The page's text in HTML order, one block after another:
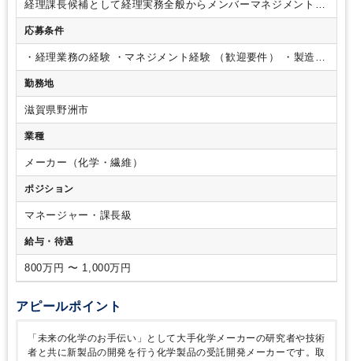
経理課長候補として経理実務全般からメンバーマネジメントま
でお任せします。具体的には、・月次決算業務の取りまとめ
・決算 業務（月次、年次）における会議資料作成、経営数値
分析、経営層へのレポーティング
・経理業務全般（入金、支
払、仕訳起票、固定資産管理等）の統括
・財務業務（資金繰
り、資金調達、銀行対応等）
作成は外部税理士が対応）・経営管理業務（予実管理、経営
計画策定等）
等）・経理課メンバーのマネジメント などまた、上記業務
にプレイングマネージャーとしてあたっていただきながら、管
り組みを推進していただきます。
会計システム
ル（経営管理分析用）
応募条件
・経理業務の経験 ・マネジメント経験 （歓迎要件）
・製造業
での経理業務経験・部下の話を聞いて適切に対応できる傾聴
力のある方
ション能力の高い方
勤務地
滋賀県野洲市
業種
メーカー（化学・繊維）
ポジション
マネージャー・課長級
給与・待遇
800万円 〜 1,000万円
アピールポイント
「未来の化学のお手伝い」として大手化学メーカーの研究者や技術
者と共に新製品の開発を行う化学製品の受託開発メーカーです。取